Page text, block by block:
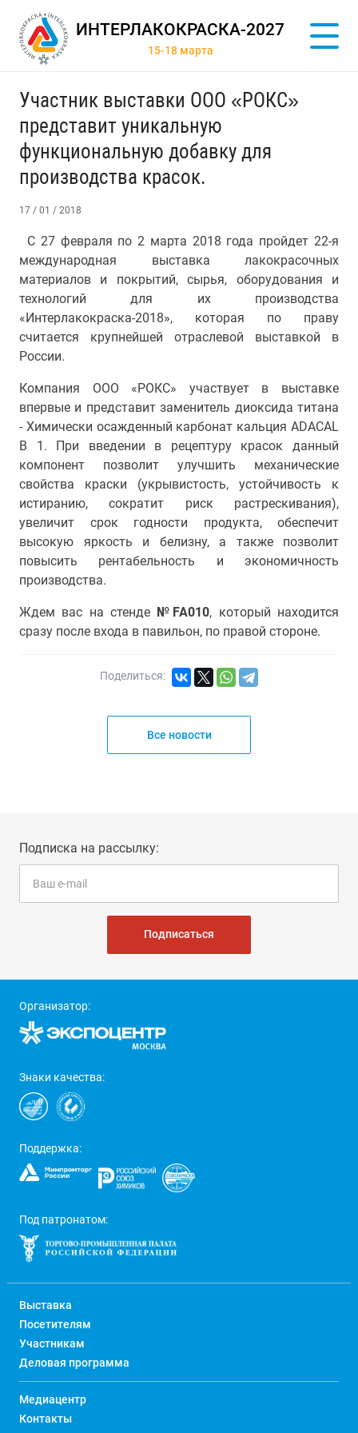
ИНТЕРЛАКОКРАСКА-2027
15-18 марта
Участник выставки ООО «РОКС»
представит уникальную
функциональную добавку для
производства красок.
17 / 01 / 2018
С 27 февраля по 2 марта 2018 года пройдет 22-я
международная выставка лакокрасочных
материалов и покрытий, сырья, оборудования и
технологий для их производства
«Интерлакокраска-2018», которая по праву
считается крупнейшей отраслевой выставкой в
России.
Компания ООО «РОКС» участвует в выставке
впервые и представит заменитель диоксида титана
- Химически осажденный карбонат кальция ADACAL
B 1. При введении в рецептуру красок данный
компонент позволит улучшить механические
свойства краски (укрывистость, устойчивость к
истиранию, сократит риск растрескивания),
увеличит срок годности продукта, обеспечит
высокую яркость и белизну, а также позволит
повысить рентабельность и экономичность
производства.
Ждем вас на стенде №FA010, который находится
сразу после входа в павильон, по правой стороне.
Поделиться:
Все новости
Подписка на рассылку:
Подписаться
Организатор:
Знаки качества:
Поддержка:
Под патронатом:
Выставка
Посетителям
Участникам
Деловая программа
Медиацентр
Контакты